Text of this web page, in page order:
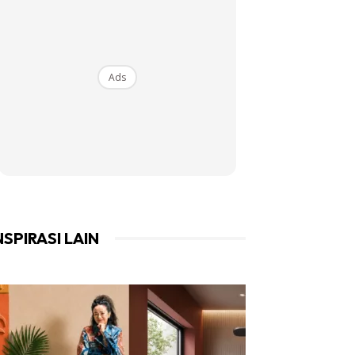
Ads
LAIN